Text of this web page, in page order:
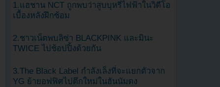
1.แฮชาน NCT ถูกพบว่าสูบบุหรี่ไฟฟ้าในวิดีโอ
เบื้องหลังฝึกซ้อม
2.ชาวเน็ตพบลิซ่า BLACKPINK และมินะ
TWICE ไปช้อปปิ้งด้วยกัน
3.The Black Label กำลังเล็งที่จะแยกตัวจาก
YG ย้ายอฟฟิศไปตึกใหม่ในฮันนัมดง